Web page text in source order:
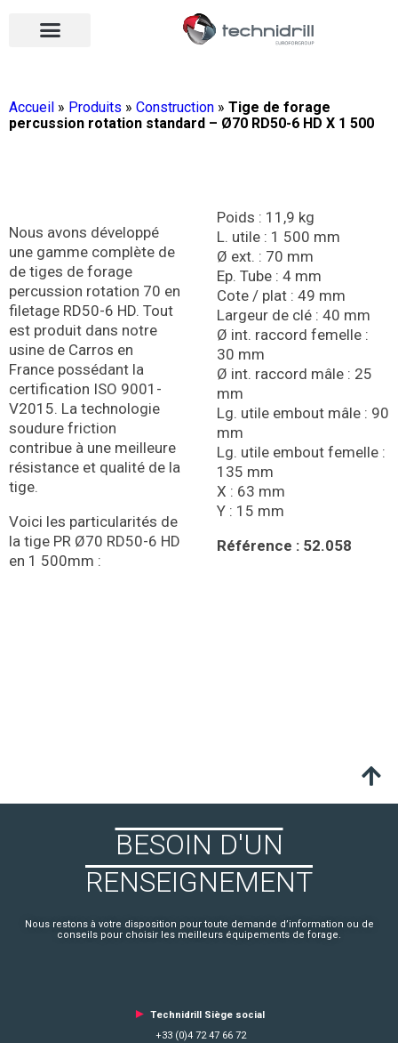
Accueil » Produits » Construction » Tige de forage
percussion rotation standard – Ø70 RD50-6 HD X 1 500
Nous avons développé
une gamme complète de
de tiges de forage
percussion rotation 70 en
filetage RD50-6 HD. Tout
est produit dans notre
usine de Carros en
France possédant la
certification ISO 9001-
V2015. La technologie
soudure friction
contribue à une meilleure
résistance et qualité de la
tige.
Voici les particularités de
la tige PR Ø70 RD50-6 HD
en 1 500mm :
Poids : 11,9 kg
L. utile : 1 500 mm
Ø ext. : 70 mm
Ep. Tube : 4 mm
Cote / plat : 49 mm
Largeur de clé : 40 mm
Ø int. raccord femelle :
30 mm
Ø int. raccord mâle : 25
mm
Lg. utile embout mâle : 90
mm
Lg. utile embout femelle :
135 mm
X : 63 mm
Y : 15 mm
Référence : 52.058
BESOIN D'UN
RENSEIGNEMENT
Nous restons à votre disposition pour toute demande d’information ou de
conseils pour choisir les meilleurs équipements de forage.
► Technidrill Siège social
+33 (0)4 72 47 66 72